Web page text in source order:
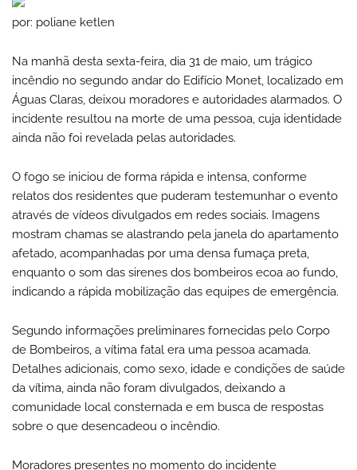
por: poliane ketlen
Na manhã desta sexta-feira, dia 31 de maio, um trágico
incêndio no segundo andar do Edifício Monet, localizado em
Águas Claras, deixou moradores e autoridades alarmados. O
incidente resultou na morte de uma pessoa, cuja identidade
ainda não foi revelada pelas autoridades.
O fogo se iniciou de forma rápida e intensa, conforme
relatos dos residentes que puderam testemunhar o evento
através de vídeos divulgados em redes sociais. Imagens
mostram chamas se alastrando pela janela do apartamento
afetado, acompanhadas por uma densa fumaça preta,
enquanto o som das sirenes dos bombeiros ecoa ao fundo,
indicando a rápida mobilização das equipes de emergência.
Segundo informações preliminares fornecidas pelo Corpo
de Bombeiros, a vítima fatal era uma pessoa acamada.
Detalhes adicionais, como sexo, idade e condições de saúde
da vítima, ainda não foram divulgados, deixando a
comunidade local consternada e em busca de respostas
sobre o que desencadeou o incêndio.
Moradores presentes no momento do incidente